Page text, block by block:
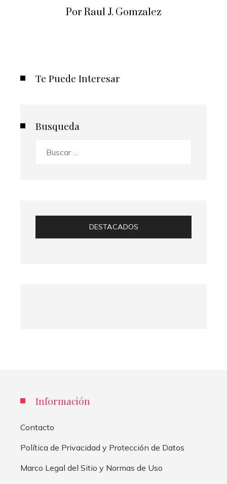
Por Raul J. Gomzalez
Te Puede Interesar
Busqueda
DESTACADOS
Información
Contacto
Política de Privacidad y Protección de Datos
Marco Legal del Sitio y Normas de Uso